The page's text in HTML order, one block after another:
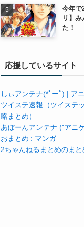
今年で
リ】
た！
応援しているサイト
しぃアンテナ(*ﾟーﾟ) | ア
ツイステ速報（ツイステ
略まとめ）
あぼーんアンテナ ("アニ
おまとめ : マンガ
2ちゃんねるまとめのまと